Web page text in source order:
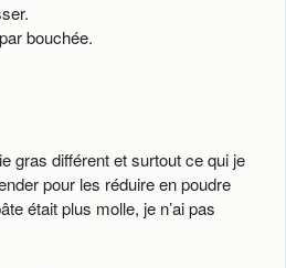
bouchée.
gras différent et surtout ce qui je
pour les réduire en poudre
était plus molle, je n’ai pas